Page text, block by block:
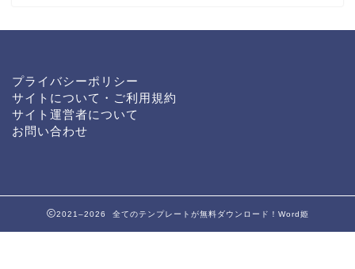
プライバシーポリシー
サイトについて・ご利用規約
サイト運営者について
お問い合わせ
2021–2026 全てのテンプレートが無料ダウンロード！Word姫